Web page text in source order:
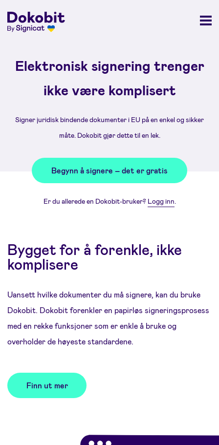
Elektronisk signering trenger
ikke være komplisert
Signer juridisk bindende dokumenter i EU på en enkel og sikker
måte. Dokobit gjør dette til en lek.
Begynn å signere – det er gratis
Er du allerede en Dokobit-bruker? Logg inn.
Bygget for å forenkle, ikke
komplisere
Uansett hvilke dokumenter du må signere, kan du bruke
Dokobit. Dokobit forenkler en papirløs signeringsprosess
med en rekke funksjoner som er enkle å bruke og
overholder de høyeste standardene.
Finn ut mer